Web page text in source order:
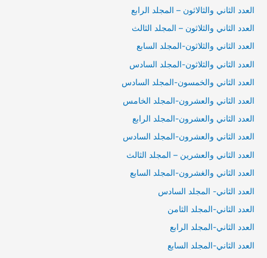
العدد الثاني والثالاثون – المجلد الرابع
العدد الثاني والثلاثون – المجلد الثالث
العدد الثاني والثلاثون-المجلد السابع
العدد الثاني والثلاثون-المجلد السادس
العدد الثاني والخمسون-المجلد السادس
العدد الثاني والعشرون-المجلد الخامس
العدد الثاني والعشرون-المجلد الرابع
العدد الثاني والعشرون-المجلد السادس
العدد الثاني والعشرين – المجلد الثالث
العدد الثاني والغشرون-المجلد السابع
العدد الثاني- المجلد السادس
العدد الثاني-المجلد الثامن
العدد الثاني-المجلد الرابع
العدد الثاني-المجلد السابع